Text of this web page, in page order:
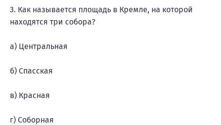
3. Как называется площадь в Кремле, на которой
находятся три собора?
а) Центральная
б) Спасская
в) Красная
г) Соборная